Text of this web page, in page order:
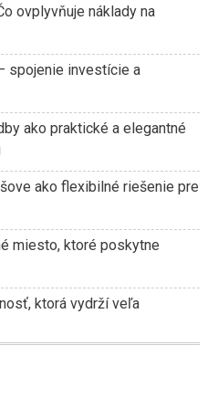
ovplyvňuje náklady na
spojenie investície a
ako praktické a elegantné
ako flexibilné riešenie pre
miesto, ktoré poskytne
ktorá vydrží veľa